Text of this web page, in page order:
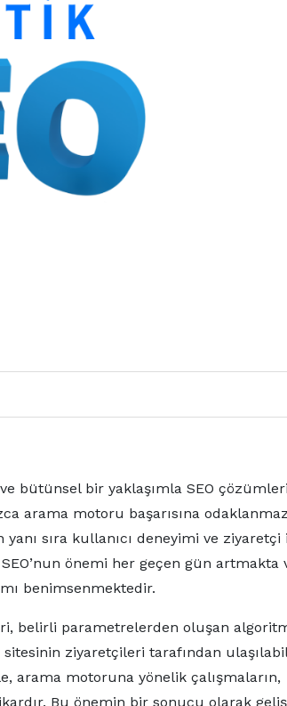
bütünsel bir yaklaşımla SEO
arama motoru başarısına
sıra kullanıcı deneyimi ve ziyaretçi
önemi her geçen gün artmakta
benimsenmektedir.
belirli parametrelerden oluşan
sitesinin ziyaretçileri tarafından
arama motoruna yönelik çalışmaların,
Bu önemin bir sonucu olarak